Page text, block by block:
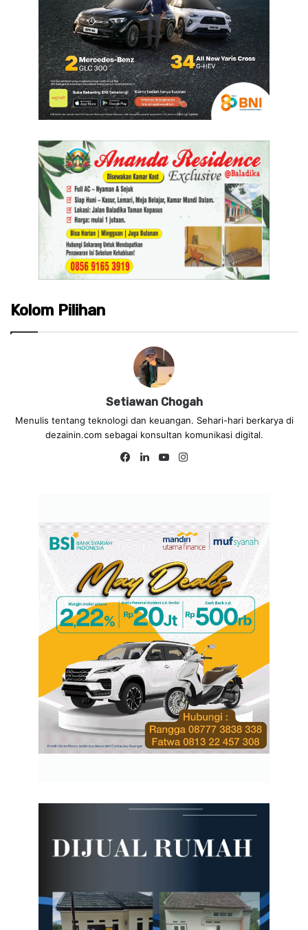
Kolom Pilihan
Setiawan Chogah
Menulis tentang teknologi dan keuangan. Sehari-hari berkarya di
dezainin.com sebagai konsultan komunikasi digital.
Fa
Lin
Yo